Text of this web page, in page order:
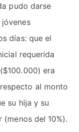
pudo darse
días: que el
requerida
era
al monto
su hija y su
del 10%).